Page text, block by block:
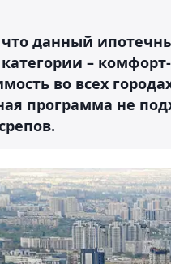
данный
–
во всех
программа не